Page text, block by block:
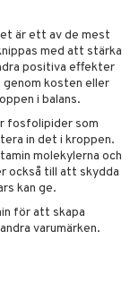
är ett av de mest
med att stärka
positiva effekter
genom kosten eller
i balans.
fosfolipider som
in det i kroppen.
molekylerna och
också till att skydda
kan ge.
för att skapa
varumärken.